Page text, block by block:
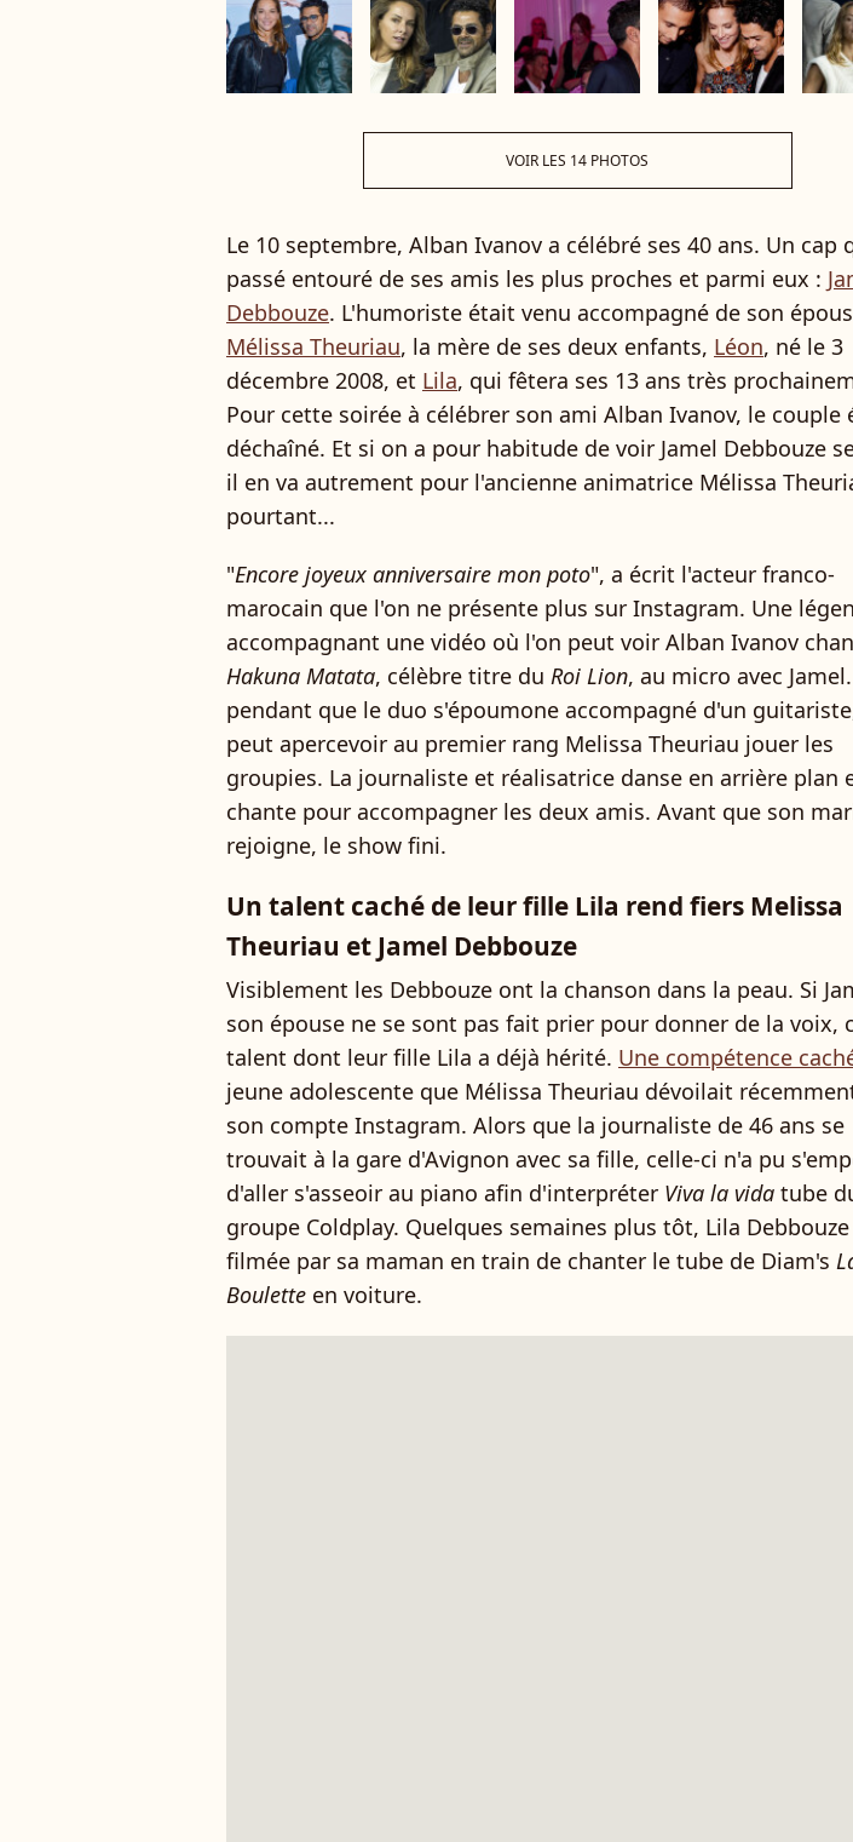
VOIR LES 14 PHOTOS
Le 10 septembre, Alban Ivanov a célébré ses 40 ans. Un cap
passé entouré de ses amis les plus proches et parmi eux :
Debbouze. L'humoriste était venu accompagné de son
Mélissa Theuriau, la mère de ses deux enfants, Léon, né le 3
décembre 2008, et Lila, qui fêtera ses 13 ans très
Pour cette soirée à célébrer son ami Alban Ivanov, le couple
déchaîné. Et si on a pour habitude de voir Jamel Debbouze
il en va autrement pour l'ancienne animatrice Mélissa
pourtant...
"Encore joyeux anniversaire mon poto", a écrit l'acteur franco-
marocain que l'on ne présente plus sur Instagram. Une
accompagnant une vidéo où l'on peut voir Alban Ivanov
Hakuna Matata, célèbre titre du Roi Lion, au micro avec
pendant que le duo s'époumone accompagné d'un
peut apercevoir au premier rang Melissa Theuriau jouer les
groupies. La journaliste et réalisatrice danse en arrière plan
chante pour accompagner les deux amis. Avant que son
rejoigne, le show fini.
Un talent caché de leur fille Lila rend fiers Melissa
Theuriau et Jamel Debbouze
Visiblement les Debbouze ont la chanson dans la peau. Si
son épouse ne se sont pas fait prier pour donner de la voix,
talent dont leur fille Lila a déjà hérité. Une compétence
jeune adolescente que Mélissa Theuriau dévoilait
son compte Instagram. Alors que la journaliste de 46 ans se
trouvait à la gare d'Avignon avec sa fille, celle-ci n'a pu
d'aller s'asseoir au piano afin d'interpréter Viva la vida tube
groupe Coldplay. Quelques semaines plus tôt, Lila
filmée par sa maman en train de chanter le tube de Diam's
Boulette en voiture.